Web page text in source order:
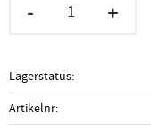
+
-
Lagerstatus
Artikelnr